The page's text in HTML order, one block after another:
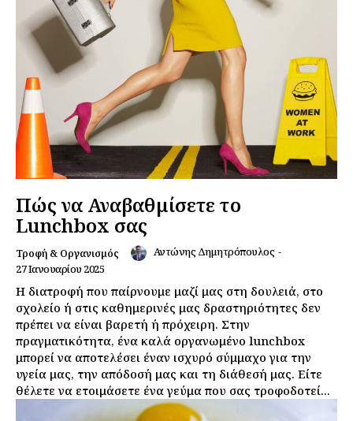
Πώς να Αναβαθμίσετε το
Lunchbox σας
Τροφή & Οργανισμός Αντώνης Δημητρόπουλος -
27 Ιανουαρίου 2025
Η διατροφή που παίρνουμε μαζί μας στη δουλειά, στο
σχολείο ή στις καθημερινές μας δραστηριότητες δεν
πρέπει να είναι βαρετή ή πρόχειρη. Στην
πραγματικότητα, ένα καλά οργανωμένο lunchbox
μπορεί να αποτελέσει έναν ισχυρό σύμμαχο για την
υγεία μας, την απόδοσή μας και τη διάθεσή μας. Είτε
θέλετε να ετοιμάσετε ένα γεύμα που σας τροφοδοτεί...